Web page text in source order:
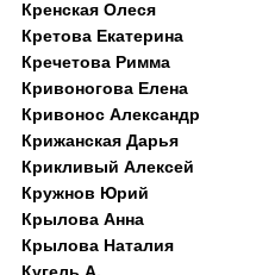
Кренская Олеся
Кретова Екатерина
Кречетова Римма
Кривоногова Елена
Кривонос Александр
Крижанская Дарья
Крикливый Алексей
Кружнов Юрий
Крылова Анна
Крылова Наталия